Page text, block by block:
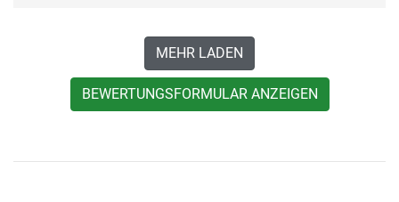
MEHR LADEN
BEWERTUNGSFORMULAR ANZEIGEN